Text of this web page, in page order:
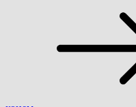
записям